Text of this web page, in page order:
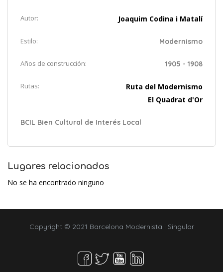
Autor: Joaquim Codina i Matalí
Estilo: Modernismo
Años de construcción: 1905 - 1908
Rutas:
Ruta del Modernismo
El Quadrat d'Or
BCIL Bien Cultural de Interés Local
Lugares relacionados
No se ha encontrado ninguno
Copyright © 2021 Barcelona Modernista i Singular